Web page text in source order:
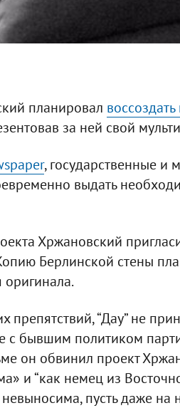
планировал
за ней свой
, государственные и
выдать
Хржановский
Берлинской стены
“Дау” не
с бывшим политиком
он обвинил проект
и “как немец из
пусть даже на